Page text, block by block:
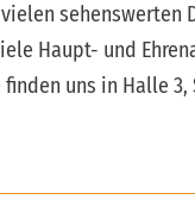
sehenswerten
Haupt- und
uns in Halle 3,